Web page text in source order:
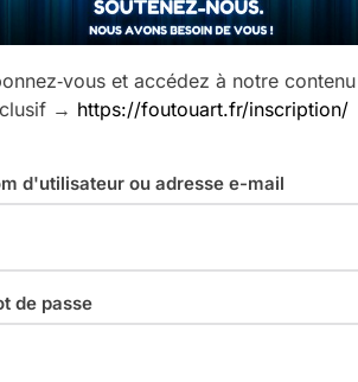
et accédez à notre contenu
→ https://foutouart.fr/inscription/
d'utilisateur ou adresse e-mail
de passe